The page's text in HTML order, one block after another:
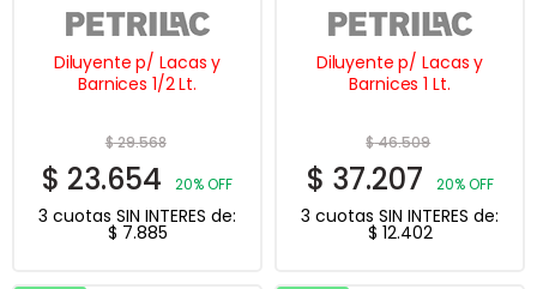
Diluyente p/ Lacas y
Barnices 1/2 Lt.
$29.568
$ 23.654 20% OFF
3 cuotas SIN INTERES de:
$ 7.885
Diluyente p/ Lacas y
Barnices 1 Lt.
$46.509
$ 37.207 20% OFF
3 cuotas SIN INTERES de:
$ 12.402